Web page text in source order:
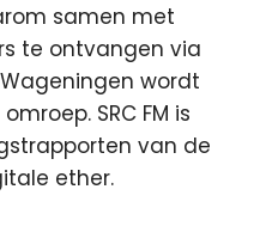
samen met
te ontvangen via
wordt
SRC FM is
van de
ether.